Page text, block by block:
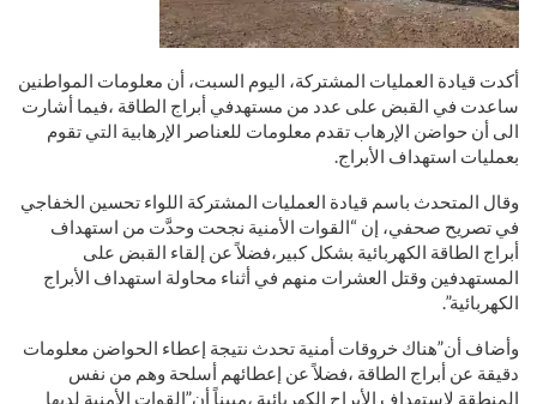
أكدت قيادة العمليات المشتركة، اليوم السبت، أن معلومات المواطنين
ساعدت في القبض على عدد من مستهدفي أبراج الطاقة ،فيما أشارت
الى أن حواضن الإرهاب تقدم معلومات للعناصر الإرهابية التي تقوم
بعمليات استهداف الأبراج.
وقال المتحدث باسم قيادة العمليات المشتركة اللواء تحسين الخفاجي
في تصريح صحفي، إن “القوات الأمنية نجحت وحدَّت من استهداف
أبراج الطاقة الكهربائية بشكل كبير،فضلاً عن إلقاء القبض على
المستهدفين وقتل العشرات منهم في أثناء محاولة استهداف الأبراج
الكهربائية”.
وأضاف أن”هناك خروقات أمنية تحدث نتيجة إعطاء الحواضن معلومات
دقيقة عن أبراج الطاقة ،فضلاً عن إعطائهم أسلحة وهم من نفس
المنطقة لاستهداف الأبراج الكهربائية ،مبيناً أن”القوات الأمنية لديها